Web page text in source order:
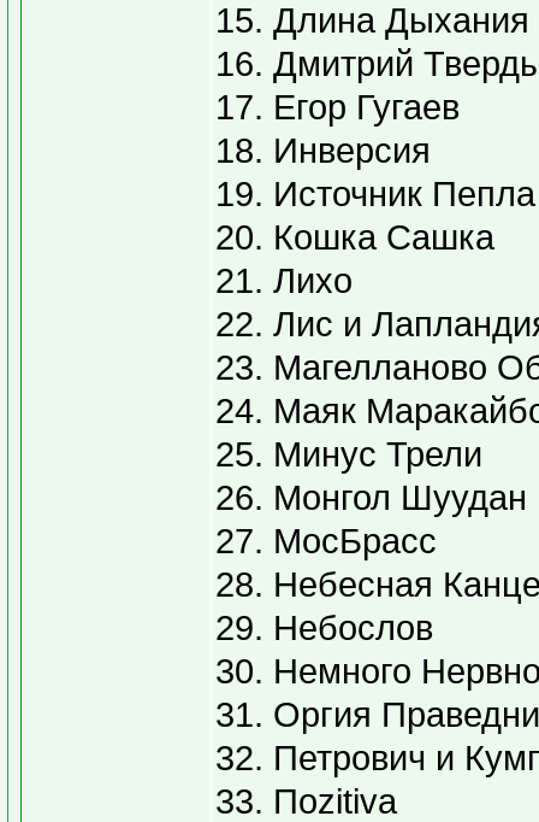
15. Длина Дыхания
16. Дмитрий
17. Егор Гугаев
18. Инверсия
19. Источник Пепла
20. Кошка Сашка
21. Лихо
22. Лис и
23. Магелланово
24. Маяк
25. Минус Трели
26. Монгол Шуудан
27. МосБрасс
28. Небесная
29. Небослов
30. Немного
31. Оргия
32. Петрович и
33. Пozitiva